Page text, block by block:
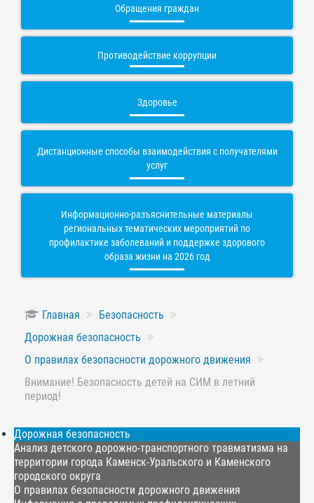
Обращения граждан
Противодействие коррупции
Здоровье
Дистанционные способы взаимодействия с получателями
услуг
Информационно-разъяснительные материалы
региональных тематических мероприятий по
профилактике заболеваний и поддержке здорового
образа жизни на 2026 год
Главная
Безопасность
Дорожная безопасность
О правилах безопасности дорожного движения
Внимание! Безопасность детей на СИМ в летний
период!
Дорожная безопасность
Анализ детского дорожно-транспортного травматизма на
территории города Каменск-Уральского и Каменского
городского округа
О правилах безопасности дорожного движения